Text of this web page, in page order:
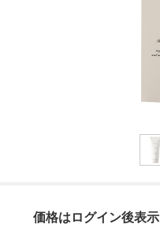
価格はログイン後表示